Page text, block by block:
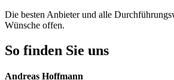
Die besten Anbieter und alle
Wünsche offen.
So finden Sie uns
Andreas Hoffmann